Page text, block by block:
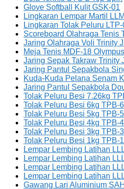
Glove Softball Kulit GSK-01
Lingkaran Lempar Martil
Lingkaran Tolak Peluru LTP-
Scoreboard Olahraga Tenis
Jaring Olahraga Voli Trinity
Meja Tenis MDF-18 Olympus
Jaring Sepak Takraw Trinity
Jaring Pantul Sepakbola
Kuda-Kuda Pelana Senam
Jaring Pantul Sepakbola
Tolak Peluru Besi 7.26kg
Tolak Peluru Besi 6kg TPB-6
Tolak Peluru Besi 5kg TPB-5
Tolak Peluru Besi 4kg TPB-4
Tolak Peluru Besi 3kg TPB-3
Tolak Peluru Besi 1kg TPB-1
Lempar Lembing Latihan
Lempar Lembing Latihan
Lempar Lembing Latihan
Lempar Lembing Latihan
Gawang Lari Aluminium